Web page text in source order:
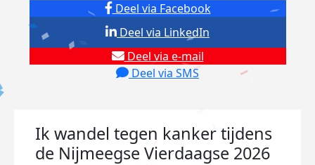
Deel via Facebook
Deel via e-mail
Deel via SMS
Deel via LinkedIn
Ik wandel tegen kanker tijdens
de Nijmeegse Vierdaagse 2026